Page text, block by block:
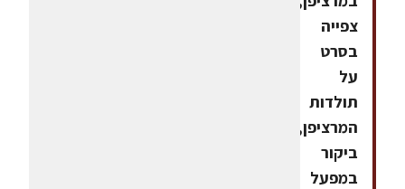
צפייה
בסרט
על
תולדות
המרציפן,
ביקור
במפעל